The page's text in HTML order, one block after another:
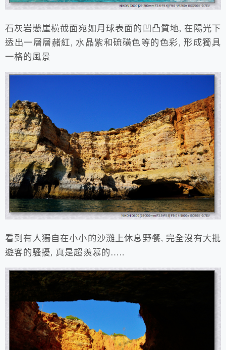
石灰岩懸崖橫截面宛如月球表面的凹凸質地, 在陽光下
透出一層層赭紅, 水晶紫和硫磺色等的色彩, 形成獨具
一格的風景
看到有人獨自在小小的沙灘上休息野餐, 完全沒有大批
遊客的騷擾, 真是超羨慕的…..